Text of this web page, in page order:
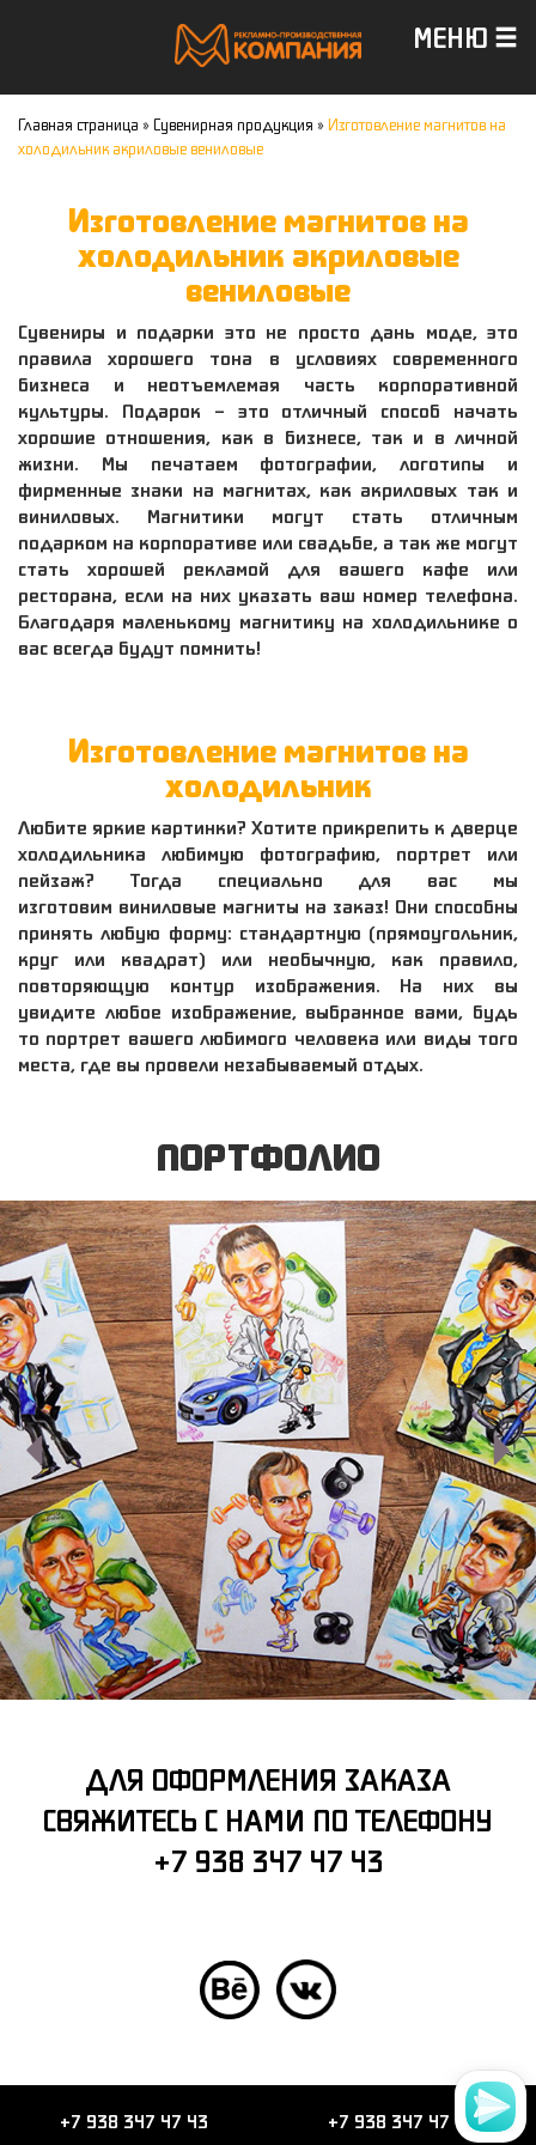
МЕНЮ
Главная страница »Сувенирная продукция »Изготовление магнитов на
холодильник акриловые вениловые
Изготовление магнитов на
холодильник акриловые
вениловые
Сувениры и подарки это не просто дань моде, это
правила хорошего тона в условиях современного
бизнеса и неотъемлемая часть корпоративной
культуры. Подарок – это отличный способ начать
хорошие отношения, как в бизнесе, так и в личной
жизни. Мы печатаем фотографии, логотипы и
фирменные знаки на магнитах, как акриловых так и
виниловых. Магнитики могут стать отличным
подарком на корпоративе или свадьбе, а так же могут
стать хорошей рекламой для вашего кафе или
ресторана, если на них указать ваш номер телефона.
Благодаря маленькому магнитику на холодильнике о
вас всегда будут помнить!
Изготовление магнитов на
холодильник
Любите яркие картинки? Хотите прикрепить к дверце
холодильника любимую фотографию, портрет или
пейзаж? Тогда специально для вас мы
изготовим виниловые магниты на заказ! Они способны
принять любую форму: стандартную (прямоугольник,
круг или квадрат) или необычную, как правило,
повторяющую контур изображения. На них вы
увидите любое изображение, выбранное вами, будь
то портрет вашего любимого человека или виды того
места, где вы провели незабываемый отдых.
ПОРТФОЛИО
ДЛЯ ОФОРМЛЕНИЯ ЗАКАЗА
СВЯЖИТЕСЬ С НАМИ ПО ТЕЛЕФОНУ
+7 938 347 47 43
+7 938 347 47 43 +7 938 347 47 43